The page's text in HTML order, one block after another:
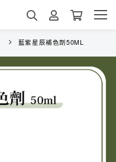
藍紫星辰補色劑50ML